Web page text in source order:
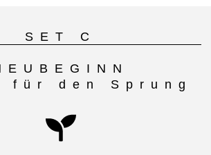
SET C
für den Sprung